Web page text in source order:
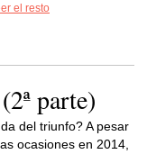
el resto
parte)
del triunfo? A pesar
ocasiones en 2014,